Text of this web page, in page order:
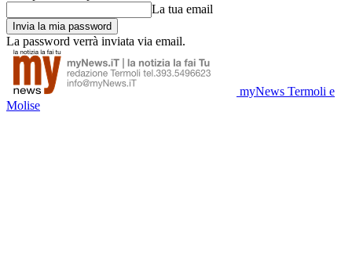
La tua email
La password verrà inviata via email.
myNews Termoli e
Molise